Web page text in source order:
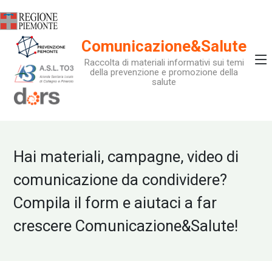
Comunicazione&Salute
Raccolta di materiali informativi sui temi
della prevenzione e promozione della
salute
Hai materiali, campagne, video di
comunicazione da condividere?
Compila il form e aiutaci a far
crescere Comunicazione&Salute!